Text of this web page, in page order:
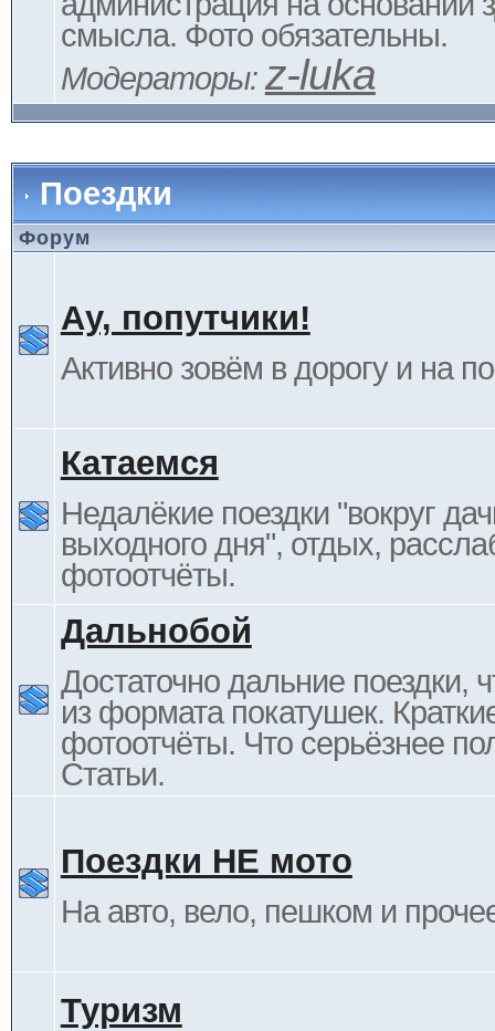
смысла. Фото обязательны.
Модераторы: z-luka
Поездки
Форум
Ау, попутчики!
Активно зовём в дорогу и на
Катаемся
Недалёкие поездки "вокруг
выходного дня", отдых,
фотоотчёты.
Дальнобой
Достаточно дальние поездки,
из формата покатушек.
фотоотчёты. Что серьёзнее
Статьи.
Поездки НЕ мото
На авто, вело, пешком и
Туризм